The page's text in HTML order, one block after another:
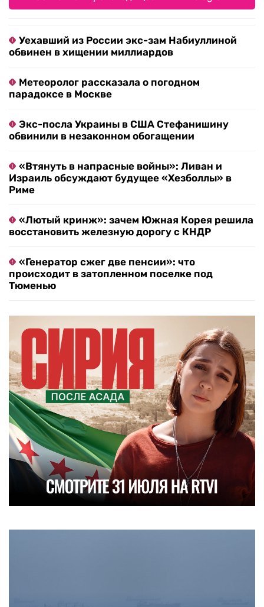
Уехавший из России экс-зам Набиуллиной
обвинен в хищении миллиардов
Метеоролог рассказала о погодном
парадоксе в Москве
Экс-посла Украины в США Стефанишину
обвинили в незаконном обогащении
«Втянуть в напрасные войны»: Ливан и
Израиль обсуждают будущее «Хезболлы» в
Риме
«Лютый кринж»: зачем Южная Корея решила
восстановить железную дорогу с КНДР
«Генератор сжег две пенсии»: что
происходит в затопленном поселке под
Тюменью